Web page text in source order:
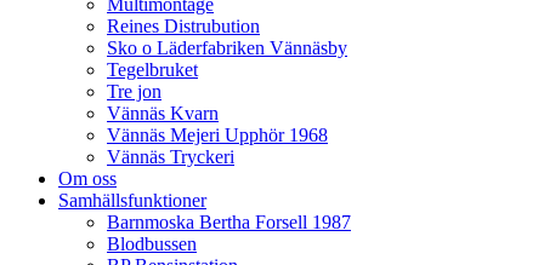
Multimontage
Reines Distrubution
Sko o Läderfabriken Vännäsby
Tegelbruket
Tre jon
Vännäs Kvarn
Vännäs Mejeri Upphör 1968
Vännäs Tryckeri
Om oss
Samhällsfunktioner
Barnmoska Bertha Forsell 1987
Blodbussen